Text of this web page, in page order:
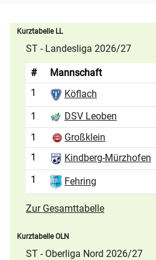
Kurztabelle LL
ST - Landesliga 2026/27
# Mannschaft
1
Köflach
1 DSV Leoben
1
Großklein
1
Kindberg-Mürzhofen
1
Fehring
Zur Gesamttabelle
Kurztabelle OLN
ST - Oberliga Nord 2026/27